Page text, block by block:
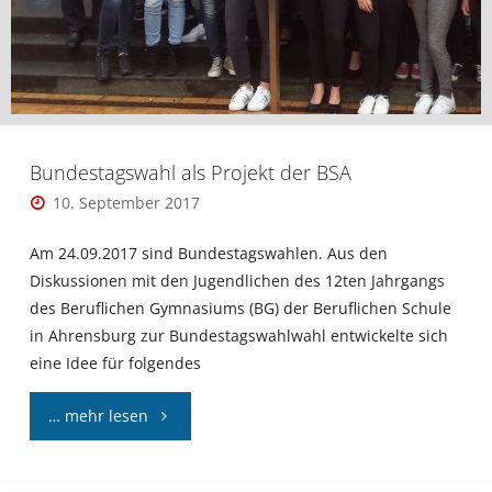
Bundestagswahl als Projekt der BSA
10. September 2017
Am 24.09.2017 sind Bundestagswahlen. Aus den
Diskussionen mit den Jugendlichen des 12ten Jahrgangs
des Beruflichen Gymnasiums (BG) der Beruflichen Schule
in Ahrensburg zur Bundestagswahlwahl entwickelte sich
eine Idee für folgendes
… mehr lesen "Bundestagswahl